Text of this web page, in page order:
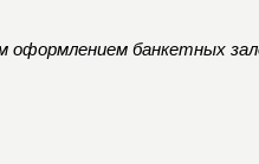
банкетных